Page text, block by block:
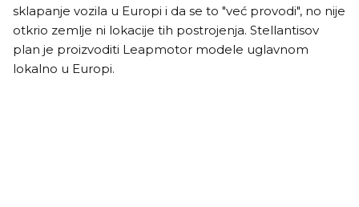
sklapanje vozila u Europi i da se to "već provodi", no nije
otkrio zemlje ni lokacije tih postrojenja. Stellantisov
plan je proizvoditi Leapmotor modele uglavnom
lokalno u Europi.